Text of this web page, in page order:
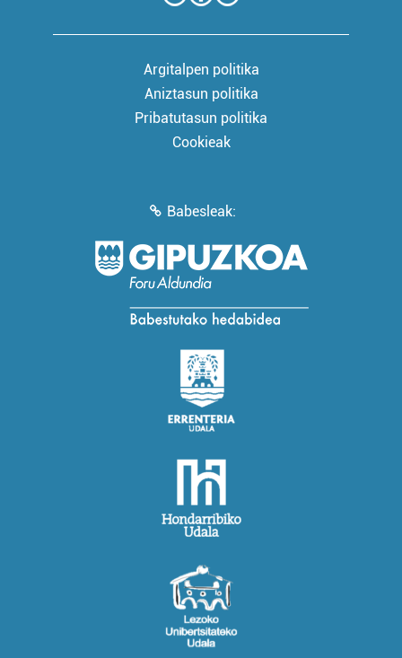
Argitalpen politika
Aniztasun politika
Pribatutasun politika
Cookieak
Babesleak: